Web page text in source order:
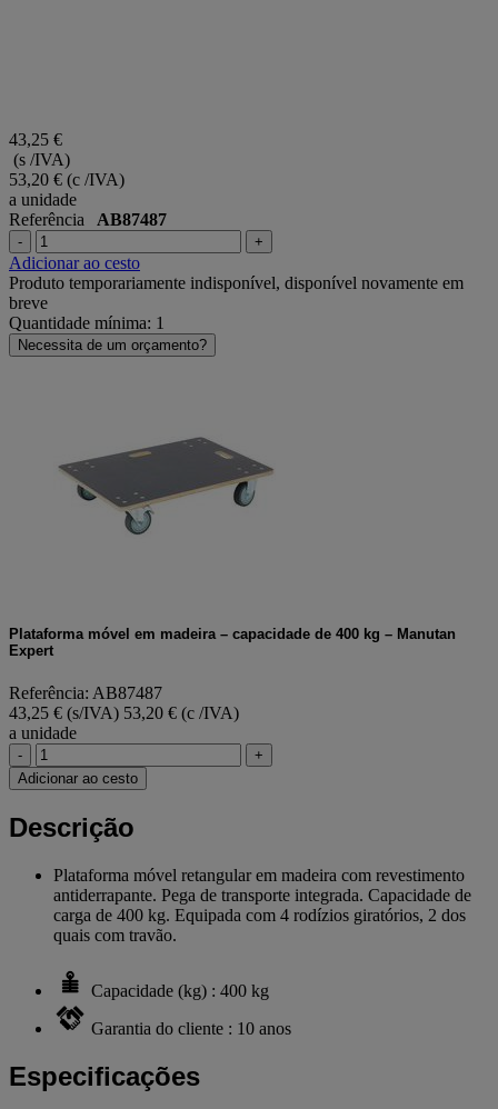
43,25 €
(s /IVA)
53,20 € (c /IVA)
a unidade
Referência AB87487
- +
Adicionar ao cesto
Produto temporariamente indisponível, disponível novamente em
breve
Quantidade mínima: 1
Necessita de um orçamento?
Plataforma móvel em madeira – capacidade de 400 kg – Manutan
Expert
Referência: AB87487
43,25 € (s/IVA) 53,20 € (c /IVA)
a unidade
-
+
Adicionar ao cesto
Descrição
Plataforma móvel retangular em madeira com revestimento
antiderrapante. Pega de transporte integrada. Capacidade de
carga de 400 kg. Equipada com 4 rodízios giratórios, 2 dos
quais com travão.
Capacidade (kg) : 400 kg
Garantia do cliente : 10 anos
Especificações